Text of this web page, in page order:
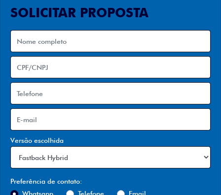
SOLICITAR PROPOSTA
Versão escolhida
Preferência de contato: